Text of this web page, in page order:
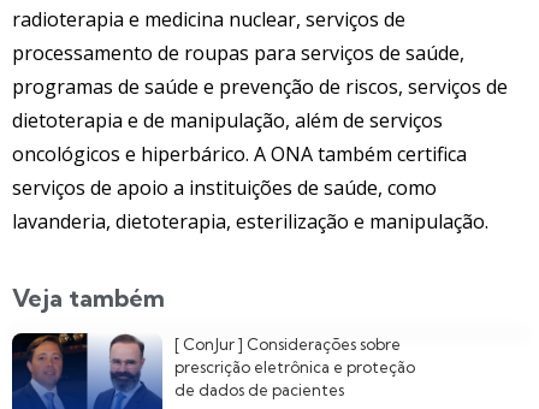
radioterapia e medicina nuclear, serviços de
processamento de roupas para serviços de saúde,
programas de saúde e prevenção de riscos, serviços de
dietoterapia e de manipulação, além de serviços
oncológicos e hiperbárico. A ONA também certifica
serviços de apoio a instituições de saúde, como
lavanderia, dietoterapia, esterilização e manipulação.
Veja também
[ ConJur ] Considerações sobre
prescrição eletrônica e proteção
de dados de pacientes